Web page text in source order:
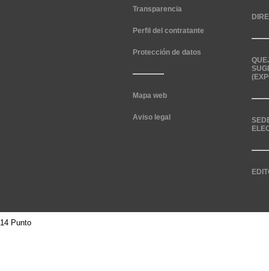
Transparencia
Perfil del contratante
Protección de datos
Mapa web
Aviso legal
14 Punto